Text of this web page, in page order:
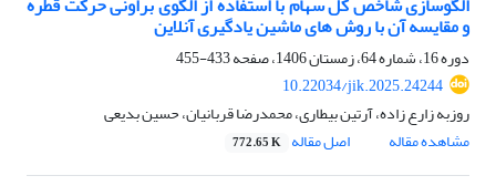
و مقایسه آن با روش های ماشین یادگیری آنلاین
دوره 16، شماره 64، زمستان 1406، صفحه
433-455
10.22034/jik.2025.24244
روزبه زارع زاده، آرتین بیطاری، محمدرضا قربانیان، حسین بدیعی
مشاهده مقاله
اصل مقاله 772.65 K